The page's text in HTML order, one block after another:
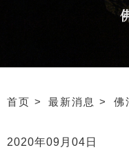
首页 最新消息 佛
2020年09月04日